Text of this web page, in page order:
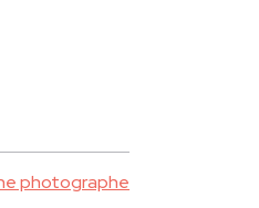
photographe